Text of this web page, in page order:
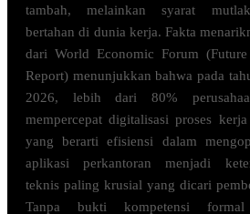
tambah, melainkan syarat
bertahan di dunia kerja. Fakta
dari World Economic Forum
Report) menunjukkan bahwa pada
2026, lebih dari 80%
mempercepat digitalisasi proses
yang berarti efisiensi dalam
aplikasi perkantoran menjadi
teknis paling krusial yang dicari
Tanpa bukti kompetensi formal